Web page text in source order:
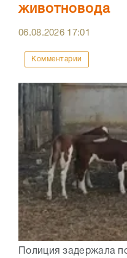
животновода
06.08.2026 17:01
Комментарии
Полиция задержала